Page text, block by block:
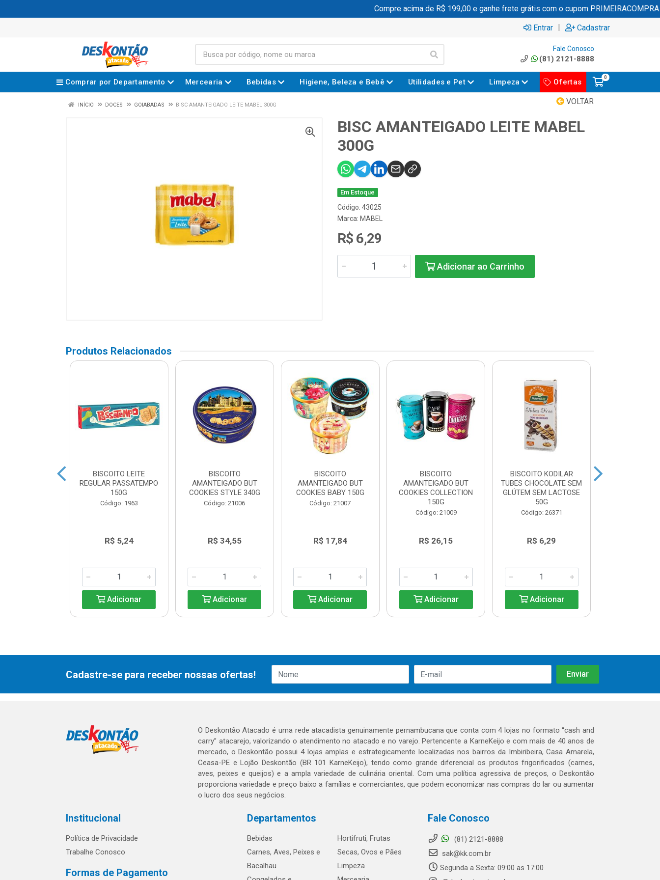
Compre acima de R$ 199,00 e ganhe frete grátis com o cupom PRIMEIRACOMPRA
Entrar | Cadastrar
Fale Conosco
(81) 2121-8888
Comprar por Departamento Mercearia Bebidas Higiene, Beleza e Bebê Utilidades e Pet Limpeza Ofertas
0
VOLTAR
INÍCIO DOCES GOIABADAS BISC AMANTEIGADO LEITE MABEL 300G
BISC AMANTEIGADO LEITE MABEL
300G
Em Estoque
Código: 43025
Marca: MABEL
R$ 6,29
Adicionar ao Carrinho
Produtos Relacionados
BISCOITO LEITE
REGULAR PASSATEMPO
150G
Código: 1963
R$ 5,24
Adicionar
BISCOITO
AMANTEIGADO BUT
COOKIES STYLE 340G
Código: 21006
R$ 34,55
Adicionar
BISCOITO
AMANTEIGADO BUT
COOKIES BABY 150G
Código: 21007
R$ 17,84
Adicionar
BISCOITO
AMANTEIGADO BUT
COOKIES COLLECTION
150G
Código: 21009
R$ 26,15
Adicionar
BISCOITO KODILAR
TUBES CHOCOLATE SEM
GLÚTEM SEM LACTOSE
50G
Código: 26371
R$ 6,29
Adicionar
Cadastre-se para receber nossas ofertas!
O Deskontão Atacado é uma rede atacadista genuinamente pernambucana que conta com 4 lojas no formato “cash and
carry” atacarejo, valorizando o atendimento no atacado e no varejo. Pertencente a KarneKeijo e com mais de 40 anos de
mercado, o Deskontão possui 4 lojas amplas e estrategicamente localizadas nos bairros da Imbiribeira, Casa Amarela,
Ceasa-PE e Lojão Deskontão (BR 101 KarneKeijo), tendo como grande diferencial os produtos frigorificados (carnes,
aves, peixes e queijos) e a ampla variedade de culinária oriental. Com uma política agressiva de preços, o Deskontão
proporciona variedade e preço baixo a famílias e comerciantes, que podem economizar nas compras do lar ou aumentar
o lucro dos seus negócios.
Institucional
Política de Privacidade
Trabalhe Conosco
Formas de Pagamento
Departamentos
Bebidas
Carnes, Aves, Peixes e
Bacalhau
Hortifruti, Frutas
Secas, Ovos e Pães
Limpeza
Fale Conosco
(81) 2121-8888
sak@kk.com.br
Segunda a Sexta: 09:00 as 17:00